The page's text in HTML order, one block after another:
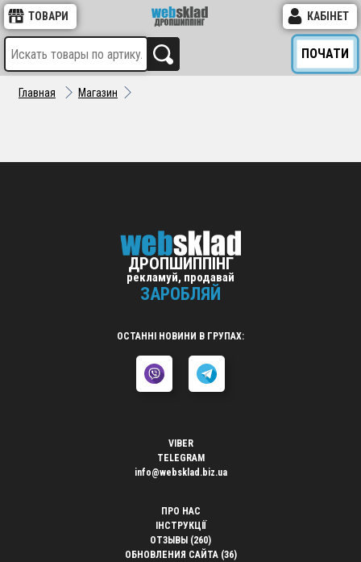
ТОВАРИ КАБІНЕТ
ПОЧАТИ
Главная Магазин
ДРОПШИППІНГ
рекламуй, продавай
ЗАРОБЛЯЙ
ОСТАННІ НОВИНИ В ГРУПАХ:
VIBER
TELEGRAM
info@websklad.biz.ua
ПРО НАС
ІНСТРУКЦІЇ
ОТЗЫВЫ (260)
ОБНОВЛЕНИЯ САЙТА (36)